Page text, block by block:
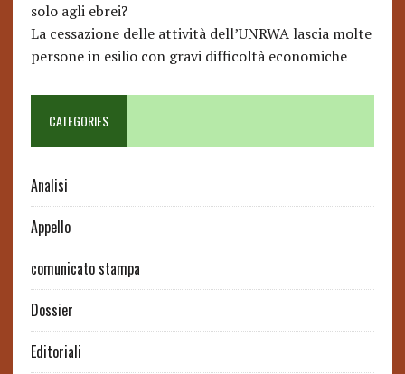
solo agli ebrei?
La cessazione delle attività dell’UNRWA lascia molte
persone in esilio con gravi difficoltà economiche
CATEGORIES
Analisi
Appello
comunicato stampa
Dossier
Editoriali